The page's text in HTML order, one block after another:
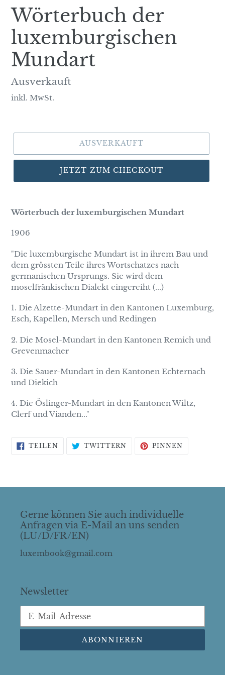
Wörterbuch der
luxemburgischen
Mundart
Normaler
Preis
Ausverkauft
inkl. MwSt.
AUSVERKAUFT
JETZT ZUM CHECKOUT
Wörterbuch der luxemburgischen Mundart
1906
"Die luxemburgische Mundart ist in ihrem Bau und
dem grössten Teile ihres Wortschatzes nach
germanischen Ursprungs. Sie wird dem
moselfränkischen Dialekt eingereiht (...)
1. Die Alzette-Mundart in den Kantonen Luxemburg,
Esch, Kapellen, Mersch und Redingen
2. Die Mosel-Mundart in den Kantonen Remich und
Grevenmacher
3. Die Sauer-Mundart in den Kantonen Echternach
und Diekich
4. Die Öslinger-Mundart in den Kantonen Wiltz,
Clerf und Vianden..."
TEILENAUF
FACEBOOK
TWITTERN AUF
TWITTER
PINNEN
Gerne können Sie auch individuelle
Anfragen via E-Mail an uns senden
(LU/D/FR/EN)
luxembook@gmail.com
Newsletter
ABONNIEREN